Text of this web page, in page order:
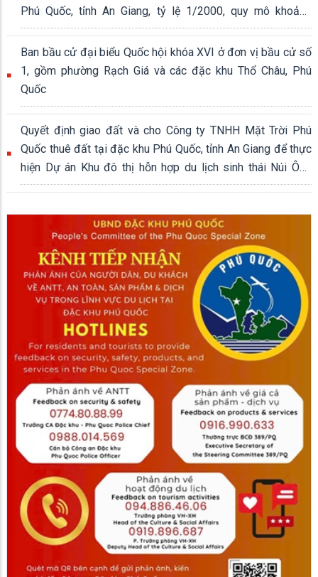
Phú Quốc, tỉnh An Giang, tỷ lệ 1/2000, quy mô khoảng
339,04 ha
Ban bầu cử đại biểu Quốc hội khóa XVI ở đơn vị bầu cử số
1, gồm phường Rạch Giá và các đặc khu Thổ Châu, Phú
Quốc
Quyết định giao đất và cho Công ty TNHH Mặt Trời Phú
Quốc thuê đất tại đặc khu Phú Quốc, tỉnh An Giang để thực
hiện Dự án Khu đô thị hỗn hợp du lịch sinh thái Núi Ông
Quán